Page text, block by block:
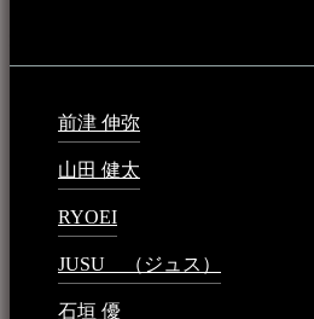
前津 伸弥
山田 健太
RYOEI
JUSU （ジュス）
石垣 優